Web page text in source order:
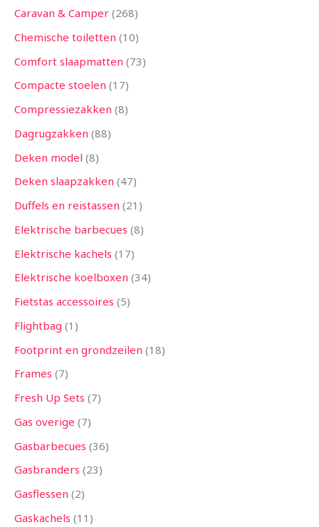
Caravan & Camper 268
Chemische toiletten 10
Comfort slaapmatten 73
Compacte stoelen 17
Compressiezakken 8
Dagrugzakken 88
Deken model 8
Deken slaapzakken 47
Duffels en reistassen 21
Elektrische barbecues 8
Elektrische kachels 17
Elektrische koelboxen 34
Fietstas accessoires 5
Flightbag 1
Footprint en grondzeilen 18
Frames 7
Fresh Up Sets 7
Gas overige 7
Gasbarbecues 36
Gasbranders 23
Gasflessen 2
Gaskachels 11